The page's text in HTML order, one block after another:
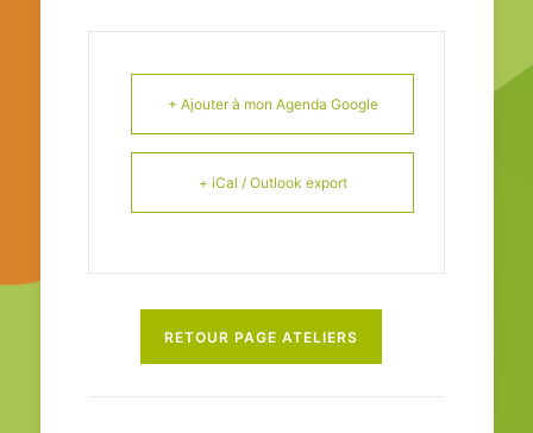
+ Ajouter à mon Agenda Google
+ iCal / Outlook export
RETOUR PAGE ATELIERS